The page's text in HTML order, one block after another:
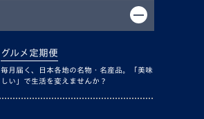
グルメ定期便
毎月届く、日本各地の名物・名産品。「美味
しい」で生活を変えませんか？